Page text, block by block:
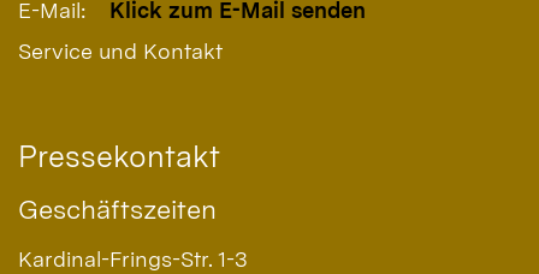
E-Mail:
Klick zum E-Mail senden
Service und Kontakt
Pressekontakt
Geschäftszeiten
Kardinal-Frings-Str. 1-3